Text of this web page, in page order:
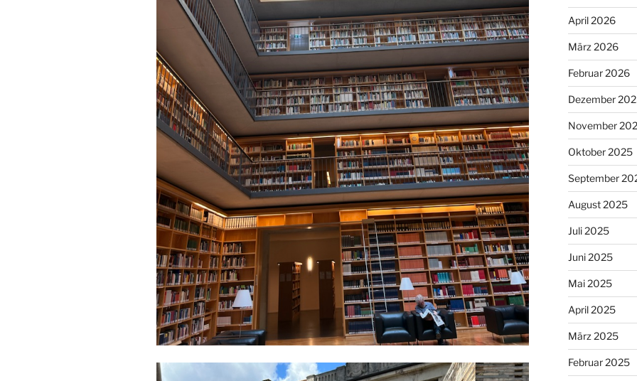
April 2026
März 2026
Februar 2026
Dezember
November
Oktober 2025
September
August 2025
Juli 2025
Juni 2025
Mai 2025
April 2025
März 2025
Februar 2025